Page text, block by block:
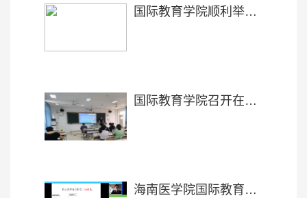
国际教育学院顺利举办第一次公开课教研活动
国际教育学院召开在线考试系统研讨会
海南医学院国际教育学院召开留学生线上汉语教学视频研讨会